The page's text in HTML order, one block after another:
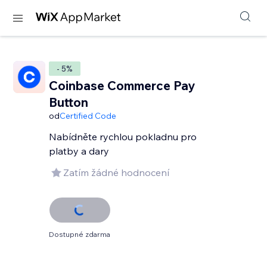
- 5%
Coinbase Commerce Pay
Button
odCertified Code
Nabídněte rychlou pokladnu pro
platby a dary
Zatím žádné hodnocení
Dostupné zdarma